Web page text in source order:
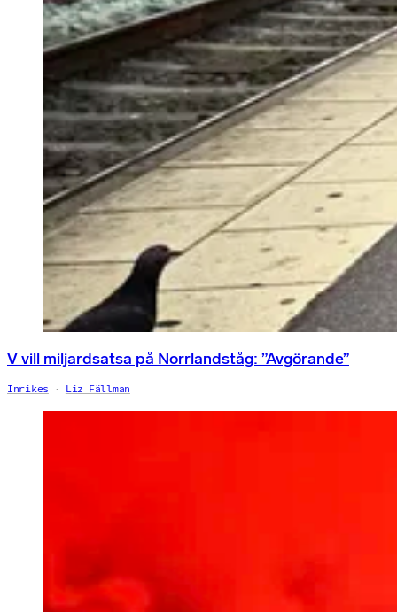
V vill miljardsatsa på Norrlandståg: ”Avgörande”
Inrikes Liz Fällman